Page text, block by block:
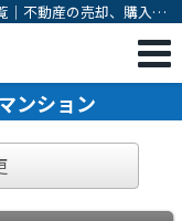
｜不動産の売却、購入な
ンション